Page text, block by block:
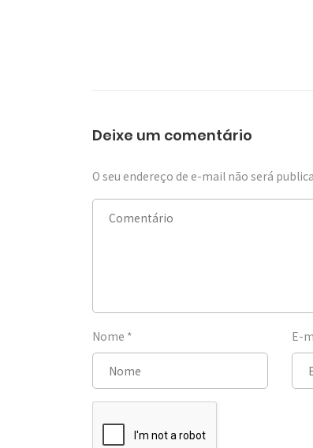
Deixe um comentário
O seu endereço de e-mail não será
Nome * E-